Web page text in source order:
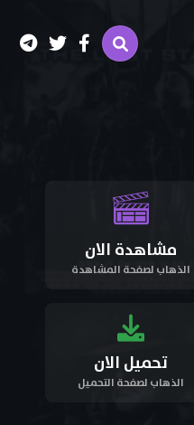
مشاهدة الان
الذهاب لصفحة المشاهدة
تحميل الان
الذهاب لصفحة التحميل